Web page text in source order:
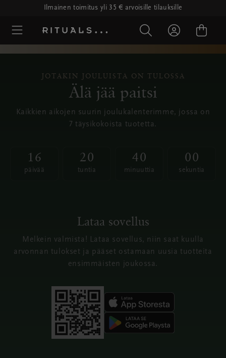
Ilmainen toimitus yli 35 € arvoisille tilauksille
JOTAKIN JOULUISTA ON TULOSSA
Älä jää paitsi
Kaikkien aikojen suurin joulukalenterimme, jossa on
7 täysikokoista tuotetta.
16
16
päivää
20
20
tuntia
40
40
minuuttia
00
00
sekuntia
Lataa sovellus
Melkein valmista! Lataa sovellus, niin saat kuulla
arvonnan tulokset ja pääset ostamaan uusia tuotteita
ensimmäisten joukossa.